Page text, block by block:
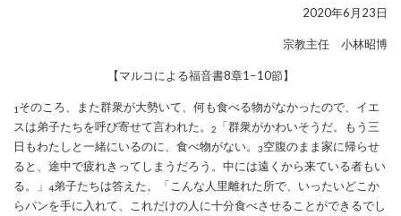
2020年6月23日
宗教主任 小林昭博
【マルコによる福音書8章1−10節】
1 そのころ、また群衆が大勢いて、何も食べる物がなかったので、イエ
スは弟子たちを呼び寄せて言われた。
2
「群衆がかわいそうだ。もう三
日もわたしと一緒にいるのに、食べ物がない。
3空腹のまま家に帰らせ
ると、途中で疲れきってしまうだろう。中には遠くから来ている者もい
る。」 4弟子たちは答えた。「こんな人里離れた所で、いったいどこか
らパンを手に入れて、これだけの人に十分食べさせることができるでし